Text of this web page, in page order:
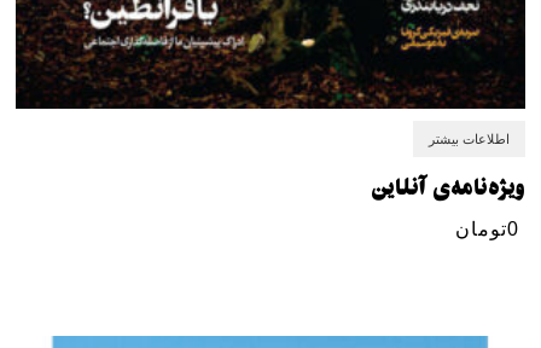
اطلاعات بیشتر
ویژه‌نامه‌ی آنلاین
0تومان